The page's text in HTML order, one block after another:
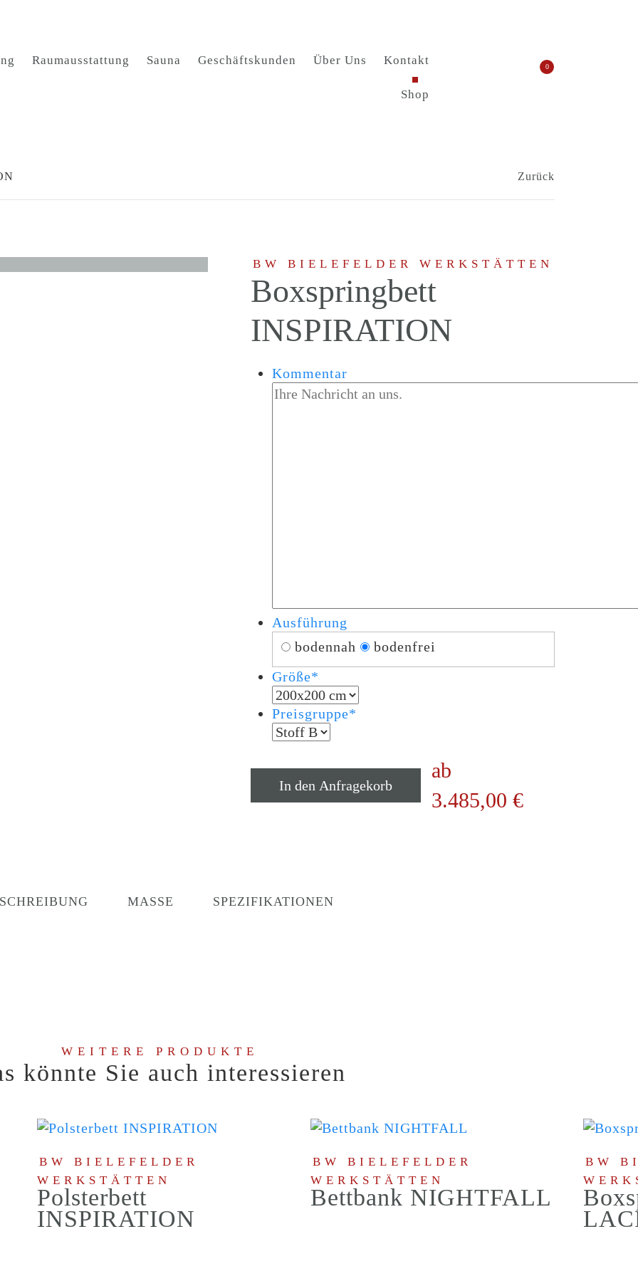
Raumausstattung Sauna Geschäftskunden Über Uns Kontakt
Shop
0
Zurück
BW BIELEFELDER WERKSTÄTTEN
Boxspringbett
INSPIRATION
Kommentar
Ausführung
bodennah
bodenfrei
Größe*
Preisgruppe*
In den Anfragekorb
ab
3.485,00 €
MASSE SPEZIFIKATIONEN
WEITERE PRODUKTE
könnte Sie auch interessieren
BW BIELEFELDER
WERKSTÄTTEN
Polsterbett
INSPIRATION
BW BIELEFELDER
WERKSTÄTTEN
Bettbank NIGHTFALL
BW